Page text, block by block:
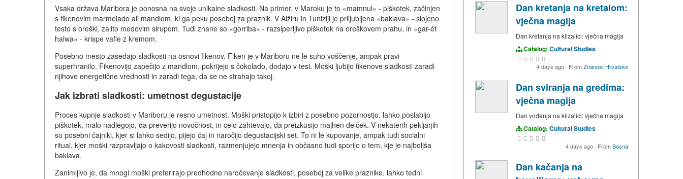
Vsaka država Maribora je ponosna na svoje unikalne sladkosti. Na primer, v Maroku je to «mamnul» - piškotek, začinjen
s fikenovim marmelado ali mandlom, ki ga peku posebej za praznik. V Alžiru in Tuniziji je priljubljena «baklava» - slojeno
testo s oreški, zalito medovim sirupom. Tudi znane so «gorriba» - razsiperljivo piškotek na oreškovem prahu, in «gar-ét
halwa» - krispe vafle z kremom.
Posebno mesto zasedajo sladkosti na osnovi fikenov. Fiken je v Mariboru ne le suho voščenje, ampak pravi
superhranilo. Fikenovijo zapečijo z mandlom, pokrijejo s čokolado, dodajo v test. Moški ljubijo fikenove sladkosti zaradi
njihove energetične vrednosti in zaradi tega, da se ne strahajo takoj.
Jak izbrati sladkosti: umetnost degustacije
Proces kupnje sladkosti v Mariboru je resno umetnost. Moški pristopijo k izbiri z posebno pozornostjo. lahko poslabijo
piškotek, malo nadlegojo, da preverijo novočnost, in celo zahtevajo, da preizkusijo majhen delček. V nekaterih pekljarjih
so posebni čajniki, kjer si lahko sedijo, pijejo čaj in naročijo degustacijski set. To ni le kupovanje, ampak tudi socialni
ritual, kjer moški razpravljajo o kakovosti sladkosti, razmenjujejo mnenja in občasno tudi sporijo o tem, kje je najboljša
baklava.
Zanimljivo je, da mnogi moški preferirajo predhodno naročevanje sladkosti, posebej za velike praznike. lahko tedni
Dan kretanja na kretalom:
vječna magija
Dan kretanja na klizalici: vječna magija
Catalog: Cultural Studies
4 days ago · FromZnanost Hrvatske
Dan sviranja na gredima:
vječna magija
Dan vođenja na klizalici: vječna magija
Catalog: Cultural Studies
4 days ago · FromBosna
Dan kačanja na